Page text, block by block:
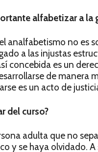
alfabetizar a la
analfabetismo no es
a las injustas
concebida es un
de manera
es un acto de
del curso?
adulta que no
y se haya olvidado.